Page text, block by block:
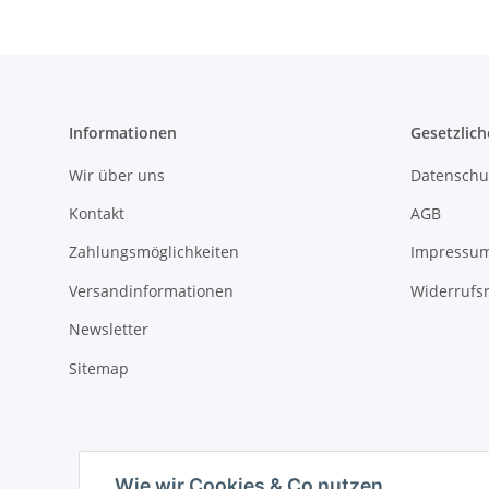
Informationen
Wir über uns
Kontakt
Zahlungsmöglichkeiten
Versandinformationen
Newsletter
Sitemap
AGB